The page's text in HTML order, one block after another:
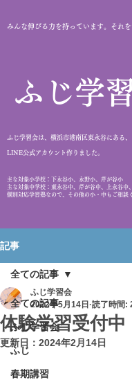
みんな伸びる力を持っています。それ
ふじ学
ふじ学習会は、横浜市港南区東永谷にある、
​LINE公式アカウント作りました。
​主な対象小学校：下永谷小、永野小、芹が谷小
主な対象中学校：東永谷中、芹が谷中、上永谷中
個別対応学習塾なので、その他の小・中もご相談
記事
全ての記事
ふじ学習会
ふじ
春期講習
全ての記事
体験学習受付中
ふじ学習会
2022年5月14日 読了時間:
更新日： 2024年2月14日